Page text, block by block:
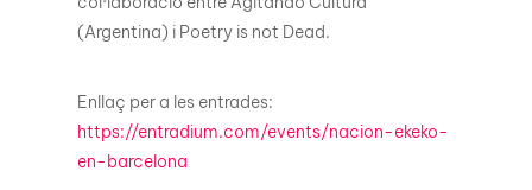
(Argentina) i Poetry is not Dead.
Enllaç per a les entrades:
https://entradium.com/events/nacion-ekeko-
en-barcelona